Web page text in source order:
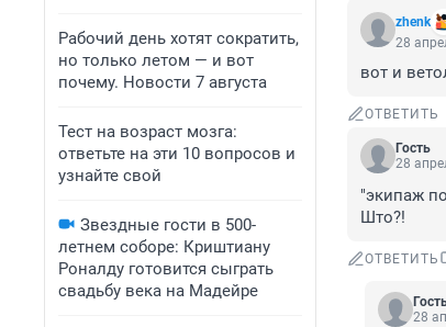
Рабочий день хотят сократить,
но только летом — и вот
почему. Новости 7 августа
Тест на возраст мозга:
ответьте на эти 10 вопросов и
узнайте свой
Звездные гости в 500-
летнем соборе: Криштиану
Роналду готовится сыграть
свадьбу века на Мадейре
zhenk
28
вот и
ОТВЕТИТЬ
Гость
28
"экипаж
Што?!
ОТВЕТИТЬ
28